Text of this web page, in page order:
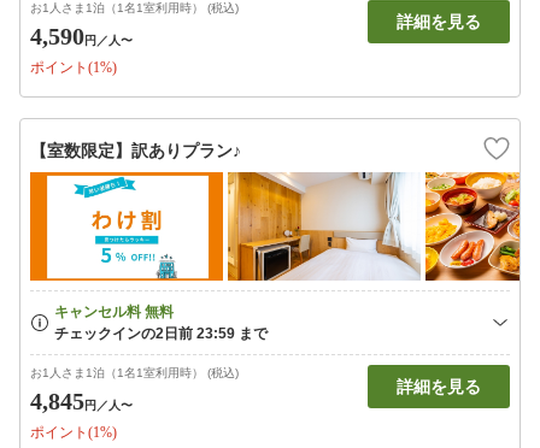
お1人さま1泊（1名1室利用時） (税込)
4,590円 ／人〜
ポイント(1%)
詳細を見る
【室数限定】訳ありプラン♪
お1人さま1泊（1名1室利用時） (税込)
4,845円 ／人〜
ポイント(1%)
詳細を見る